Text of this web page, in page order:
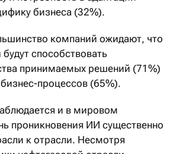
бизнеса (32%).
компаний ожидают, что
способствовать
принимаемых решений (71%)
процессов (65%).
и в мировом
проникновения ИИ существенно
к отрасли. Несмотря